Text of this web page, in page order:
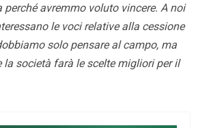
perché avremmo voluto vincere. A noi
le voci relative alla cessione
solo pensare al campo, ma
la società farà le scelte migliori per il